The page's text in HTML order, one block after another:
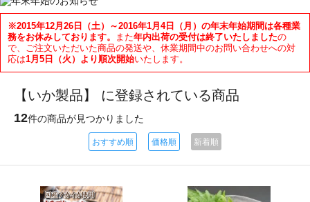
※2015年12月26日（土）～2016年1月4日（月）の年末年始期間は各種業
務をお休みしております。
また年内出荷の受付は終了いたしましたの
で、ご注文いただいた商品の発送や、休業期間中のお問い合わせへの対
応は1月5日（火）より順次開始いたします。
【いか製品】 に登録されている商品
12件の商品が見つかりました
おすすめ順 価格順 新着順